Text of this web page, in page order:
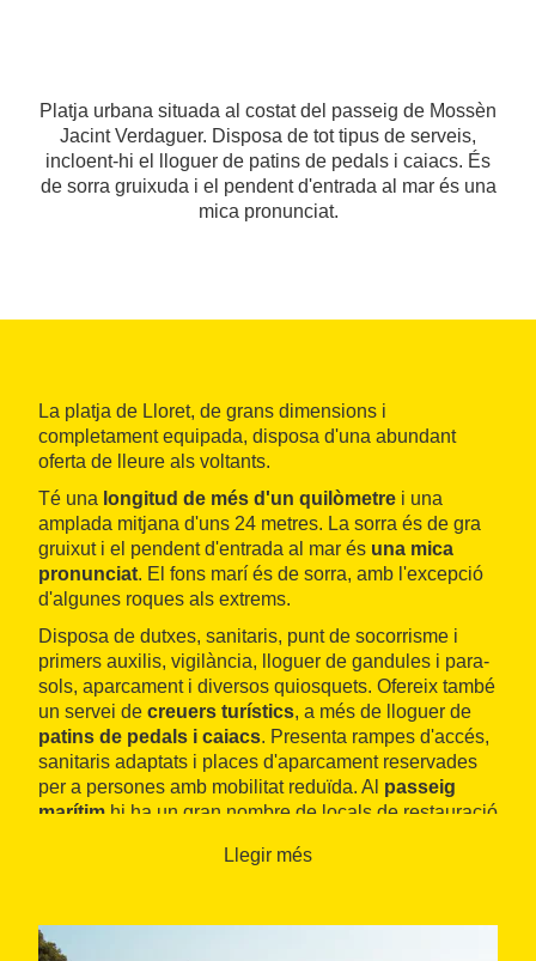
Platja urbana situada al costat del passeig de Mossèn
Jacint Verdaguer. Disposa de tot tipus de serveis,
incloent-hi el lloguer de patins de pedals i caiacs. És
de sorra gruixuda i el pendent d'entrada al mar és una
mica pronunciat.
La platja de Lloret, de grans dimensions i
completament equipada, disposa d'una abundant
oferta de lleure als voltants.
Té una longitud de més d'un quilòmetre i una
amplada mitjana d'uns 24 metres. La sorra és de gra
gruixut i el pendent d'entrada al mar és una mica
pronunciat. El fons marí és de sorra, amb l'excepció
d'algunes roques als extrems.
Disposa de dutxes, sanitaris, punt de socorrisme i
primers auxilis, vigilància, lloguer de gandules i para-
sols, aparcament i diversos quiosquets. Ofereix també
un servei de creuers turístics, a més de lloguer de
patins de pedals i caiacs. Presenta rampes d'accés,
sanitaris adaptats i places d'aparcament reservades
per a persones amb mobilitat reduïda. Al passeig
marítim hi ha un gran nombre de locals de restauració
parasailing.
punta des Calafats, a llevant, i la punta d'en Rosaris, a
ponent. Des dels extrems parteixen dos
Llegir més